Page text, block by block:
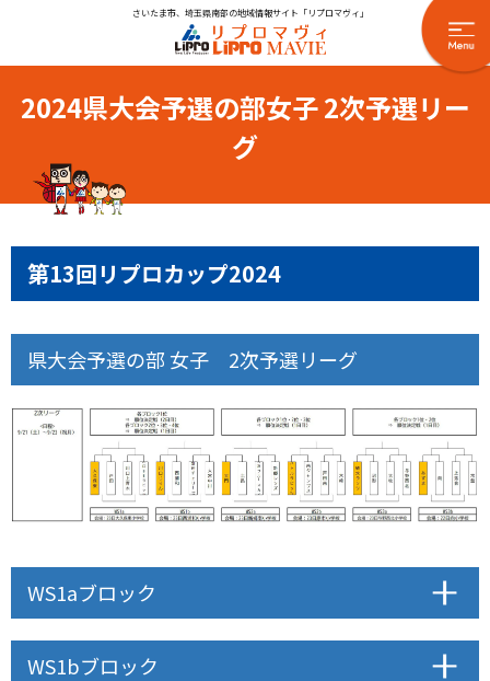
さいたま市、埼玉県南部の地域情報サイト「リプロマヴィ」
2024県大会予選の部女子 2次予選リー
グ
第13回リプロカップ2024
県大会予選の部 女子 2次予選リーグ
WS1aブロック
WS1bブロック